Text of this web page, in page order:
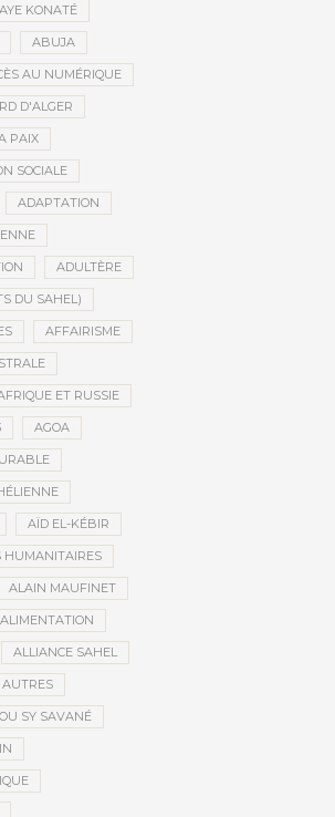
KONATÉ
ABUJA
AU NUMÉRIQUE
D'ALGER
PAIX
SOCIALE
ADAPTATION
ADULTÈRE
DU SAHEL)
AFFAIRISME
ET RUSSIE
AGOA
AÏD EL-KÉBIR
HUMANITAIRES
ALAIN MAUFINET
ALIMENTATION
ALLIANCE SAHEL
SY SAVANÉ